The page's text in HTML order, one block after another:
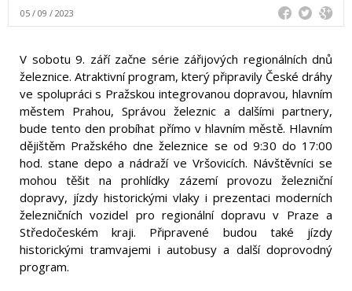
05 / 09 / 2023
V sobotu 9. září začne série zářijových regionálních dnů
železnice. Atraktivní program, který připravily České dráhy
ve spolupráci s Pražskou integrovanou dopravou, hlavním
městem Prahou, Správou železnic a dalšími partnery,
bude tento den probíhat přímo v hlavním městě. Hlavním
dějištěm Pražského dne železnice se od 9:30 do 17:00
hod. stane depo a nádraží ve Vršovicích. Návštěvníci se
mohou těšit na prohlídky zázemí provozu železniční
dopravy, jízdy historickými vlaky i prezentaci moderních
železničních vozidel pro regionální dopravu v Praze a
Středočeském kraji. Připravené budou také jízdy
historickými tramvajemi i autobusy a další doprovodný
program.